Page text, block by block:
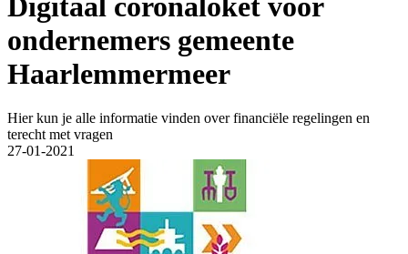
ondernemers gemeente
Haarlemmermeer
Hier kun je alle informatie vinden over financiële regelingen en
terecht met vragen
27-01-2021